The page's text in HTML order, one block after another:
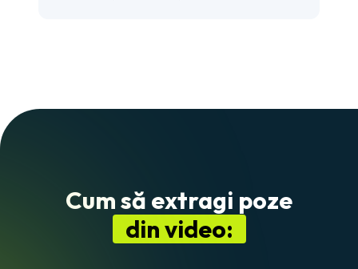
Cum să extragi poze
din video: